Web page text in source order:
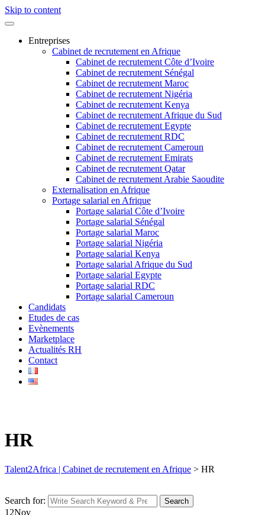
Skip to content
Entreprises
Cabinet de recrutement en Afrique
Cabinet de recrutement Côte d’Ivoire
Cabinet de recrutement Sénégal
Cabinet de recrutement Maroc
Cabinet de recrutement Nigéria
Cabinet de recrutement Kenya
Cabinet de recrutement Afrique du Sud
Cabinet de recrutement Egypte
Cabinet de recrutement RDC
Cabinet de recrutement Cameroun
Cabinet de recrutement Emirats
Cabinet de recrutement Qatar
Cabinet de recrutement Arabie Saoudite
Externalisation en Afrique
Portage salarial en Afrique
Portage salarial Côte d’Ivoire
Portage salarial Sénégal
Portage salarial Maroc
Portage salarial Nigéria
Portage salarial Kenya
Portage salarial Afrique du Sud
Portage salarial Egypte
Portage salarial RDC
Portage salarial Cameroun
Candidats
Etudes de cas
Evènements
Marketplace
Actualités RH
Contact
HR
Talent2Africa | Cabinet de recrutement en Afrique > HR
Search for: Search
12Nov